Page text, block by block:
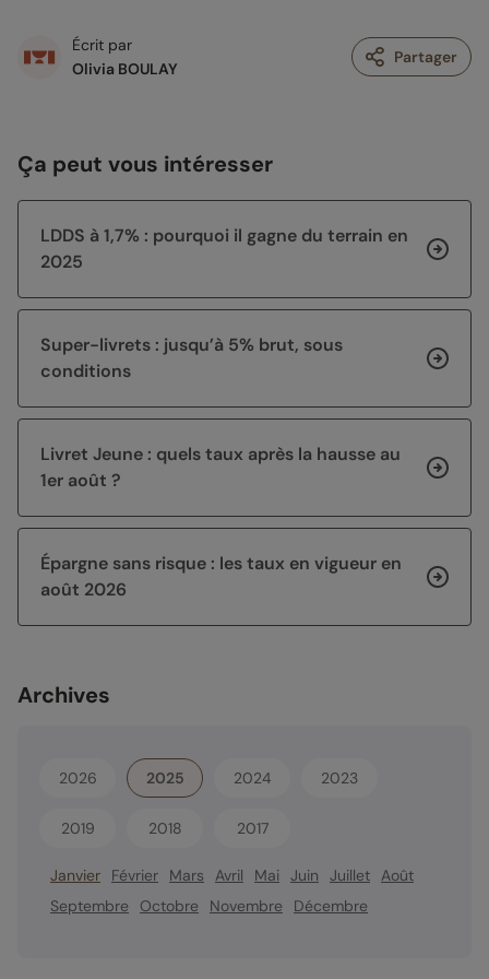
Écrit par
Olivia BOULAY
Partager
Ça peut vous intéresser
LDDS à 1,7% : pourquoi il gagne du terrain en
2025
Super-livrets : jusqu’à 5% brut, sous
conditions
Livret Jeune : quels taux après la hausse au
1er août ?
Épargne sans risque : les taux en vigueur en
août 2026
Archives
2026 2025 2024 2023
2019 2018 2017
Janvier Février Mars Avril Mai Juin Juillet Août
Septembre
Octobre Novembre Décembre